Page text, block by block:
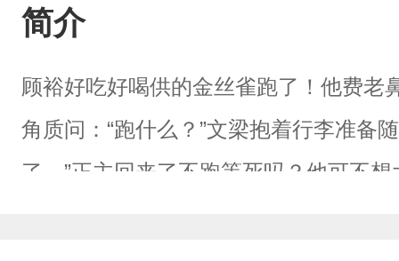
简介
顾裕好吃好喝供的金丝雀跑了！他费老
角质问：“跑什么？”文梁抱着行李准备
了。”正主回来了不跑等死吗？他可不